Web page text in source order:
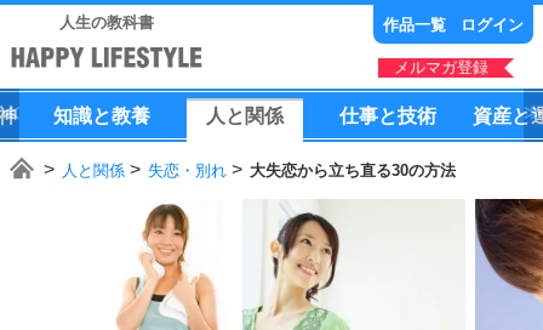
人生の教科書 作品一覧 ログイン
メルマガ登録
知識と教養 人 と 関係 仕事と技術 資産と
人と関係 失恋・別れ 大失恋から立ち直る30の方法